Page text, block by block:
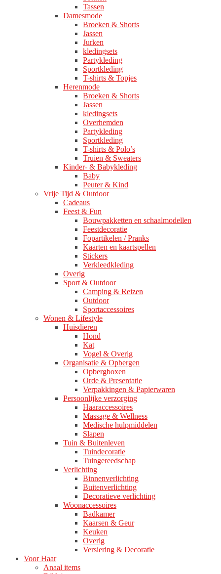
Tassen
Damesmode
Broeken & Shorts
Jassen
Jurken
kledingsets
Partykleding
Sportkleding
T-shirts & Topjes
Herenmode
Broeken & Shorts
Jassen
kledingsets
Overhemden
Partykleding
Sportkleding
T-shirts & Polo’s
Truien & Sweaters
Kinder- & Babykleding
Baby
Peuter & Kind
Vrije Tijd & Outdoor
Cadeaus
Feest & Fun
Bouwpakketten en schaalmodellen
Feestdecoratie
Fopartikelen / Pranks
Kaarten en kaartspellen
Stickers
Verkleedkleding
Overig
Sport & Outdoor
Camping & Reizen
Outdoor
Sportaccessoires
Wonen & Lifestyle
Huisdieren
Hond
Kat
Vogel & Overig
Organisatie & Opbergen
Opbergboxen
Orde & Presentatie
Verpakkingen & Papierwaren
Persoonlijke verzorging
Haaraccessoires
Massage & Wellness
Medische hulpmiddelen
Slapen
Tuin & Buitenleven
Tuindecoratie
Tuingereedschap
Verlichting
Binnenverlichting
Buitenverlichting
Decoratieve verlichting
Woonaccessoires
Badkamer
Kaarsen & Geur
Keuken
Overig
Versiering & Decoratie
Voor Haar
Anaal items